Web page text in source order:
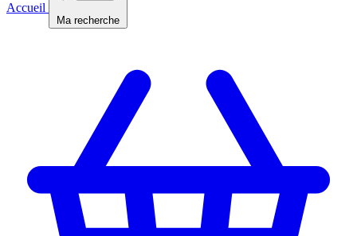
Accueil
Ma recherche